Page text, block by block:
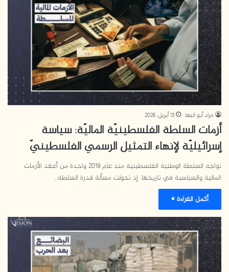
مراد أبو البها 13 أبريل، 2026
أزمات السلطة الفلسطينيّة الماليّة: سياسة
إسرائيليّة لإنهاء التمثيل الرسمي الفلسطينيّ
تواجه السلطة الوطنية الفلسطينية منذ عام 2019 واحدة من أعقد الأزمات
المالية والسياسية في تاريخها، إذ تحولت مسألة قدرة السلطة…
أكمل القراءة »